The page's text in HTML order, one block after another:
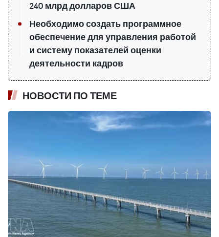
240 млрд долларов США
Необходимо создать программное
обеспечение для управления работой
и систему показателей оценки
деятельности кадров
НОВОСТИ ПО ТЕМЕ